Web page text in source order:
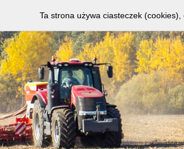
Ta strona używa ciasteczek (cookies),